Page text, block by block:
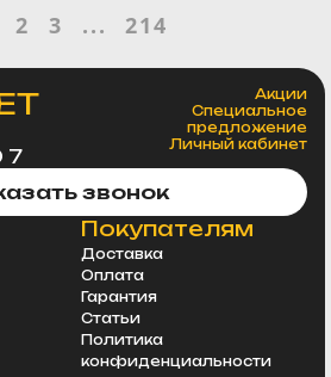
2 3 ... 214
7
Акции
Специальное
предложение
Личный кабинет
звонок
Покупателям
Доставка
Оплата
Гарантия
Статьи
Политика
конфиденциальности